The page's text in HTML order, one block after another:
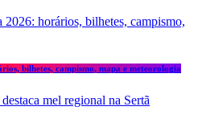
bilhetes, campismo, mapa e meteorologia